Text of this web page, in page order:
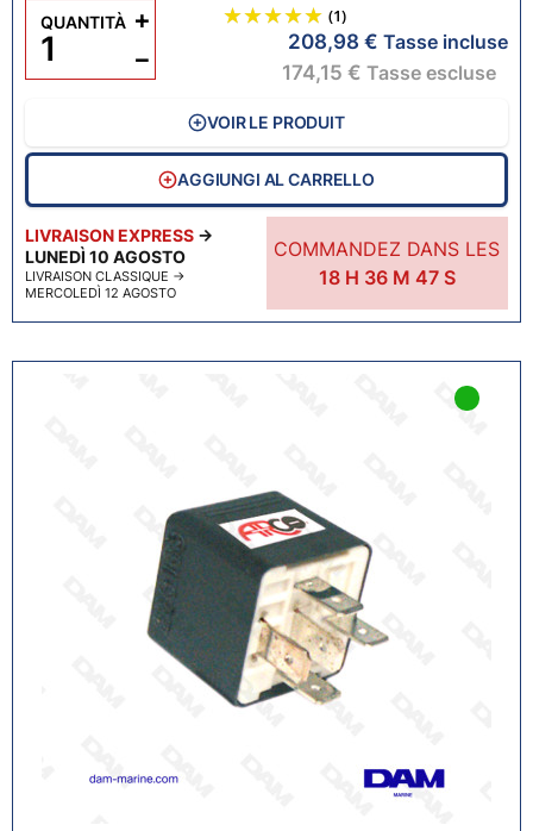
LIVRAISON EXPRESS →
LUNEDÌ 10 AGOSTO
LIVRAISON CLASSIQUE →
MERCOLEDÌ 12 AGOSTO
COMMANDEZ DANS LES
18H 36M 46 S
(1)
208,98 € Tasse incluse
174,15 € Tasse escluse
QUANTITÀ
−
+
VOIR LE PRODUIT
AGGIUNGI AL CARRELLO